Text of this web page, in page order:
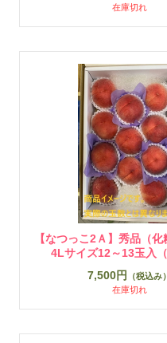
在庫切れ
【なつっこ2Ａ】秀品（
4Lサイズ12～13玉入（
7,500円
（税込み）
在庫切れ